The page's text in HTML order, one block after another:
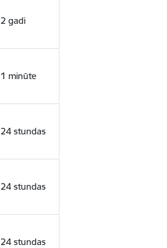
2 gadi
1 minūte
24 stundas
24 stundas
24 stundas